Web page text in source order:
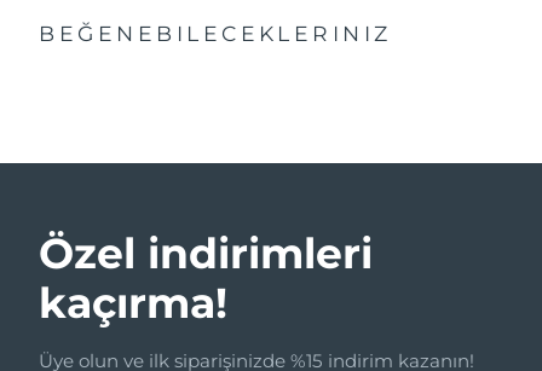
BEĞENEBILECEKLERINIZ
Özel indirimleri
kaçırma!
Üye olun ve ilk siparişinizde %15 indirim kazanın!